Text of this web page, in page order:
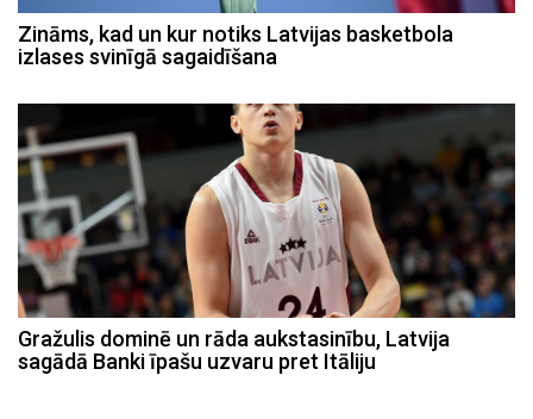
Zināms, kad un kur notiks Latvijas basketbola
izlases svinīgā sagaidīšana
Gražulis dominē un rāda aukstasinību, Latvija
sagādā Banki īpašu uzvaru pret Itāliju